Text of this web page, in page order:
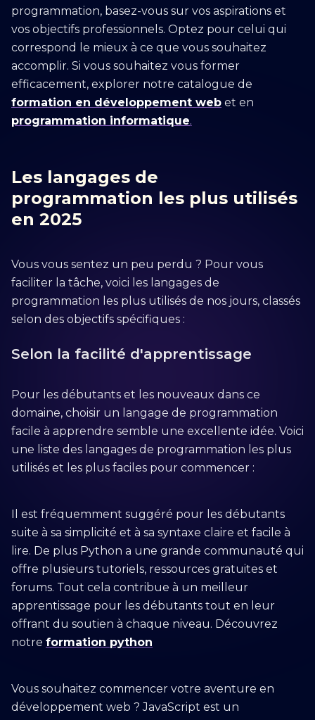
programmation, basez-vous sur vos aspirations et
vos objectifs professionnels. Optez pour celui qui
correspond le mieux à ce que vous souhaitez
accomplir. Si vous souhaitez vous former
efficacement, explorer notre catalogue de
formation en développement web et en
programmation informatique.
Les langages de
programmation les plus utilisés
en 2025
Vous vous sentez un peu perdu ? Pour vous
faciliter la tâche, voici les langages de
programmation les plus utilisés de nos jours, classés
selon des objectifs spécifiques :
Selon la facilité d'apprentissage
Pour les débutants et les nouveaux dans ce
domaine, choisir un langage de programmation
facile à apprendre semble une excellente idée. Voici
une liste des langages de programmation les plus
utilisés et les plus faciles pour commencer :
Il est fréquemment suggéré pour les débutants
suite à sa simplicité et à sa syntaxe claire et facile à
lire. De plus Python a une grande communauté qui
offre plusieurs tutoriels, ressources gratuites et
forums. Tout cela contribue à un meilleur
apprentissage pour les débutants tout en leur
offrant du soutien à chaque niveau. Découvrez
notre formation python
Vous souhaitez commencer votre aventure en
développement web ? JavaScript est un